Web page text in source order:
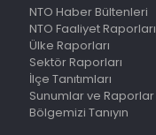
NTO Haber Bültenleri
NTO Faaliyet Raporları
Ülke Raporları
Sektör Raporları
İlçe Tanıtımları
Sunumlar ve Raporlar
Bölgemizi Tanıyın